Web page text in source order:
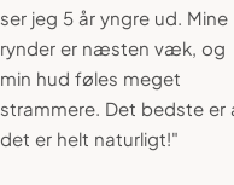
ser jeg 5 år yngre ud. Mine
rynder er næsten væk, og
min hud føles meget
strammere. Det bedste er
det er helt naturligt!"